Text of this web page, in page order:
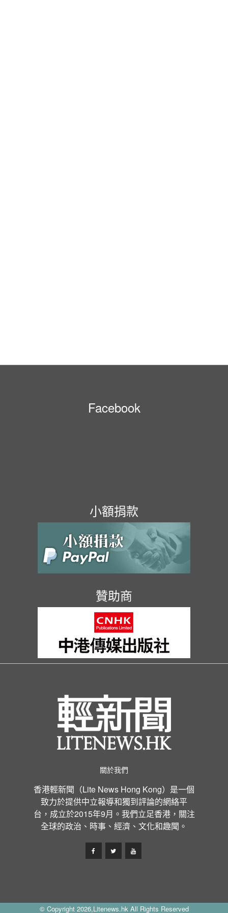
Facebook
小額捐款
贊助商
關於我們
香港輕新聞（Lite News Hong Kong）是一個
致力於提供中立報導和獨到評論的網絡平
台，成立於2015年9月。我們立足香港，關注
全球的政治、時事、經濟、文化和趣聞。
© Copyright 2026,Litenews.hk All Rights Reserved